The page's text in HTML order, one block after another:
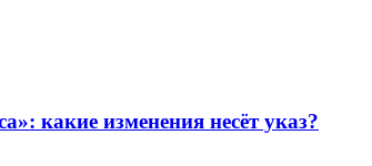
какие изменения несёт указ?